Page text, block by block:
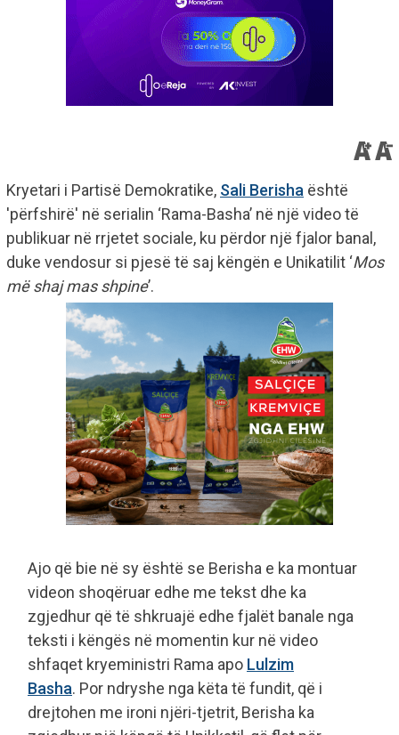
Kryetari i Partisë Demokratike, Sali Berisha është
'përfshirë' në serialin ‘Rama-Basha’ në një video të
publikuar në rrjetet sociale, ku përdor një fjalor banal,
duke vendosur si pjesë të saj këngën e Unikatilit ‘Mos
më shaj mas shpine’.
Ajo që bie në sy është se Berisha e ka montuar
videon shoqëruar edhe me tekst dhe ka
zgjedhur që të shkruajë edhe fjalët banale nga
teksti i këngës në momentin kur në video
shfaqet kryeministri Rama apo Lulzim
Basha. Por ndryshe nga këta të fundit, që i
drejtohen me ironi njëri-tjetrit, Berisha ka